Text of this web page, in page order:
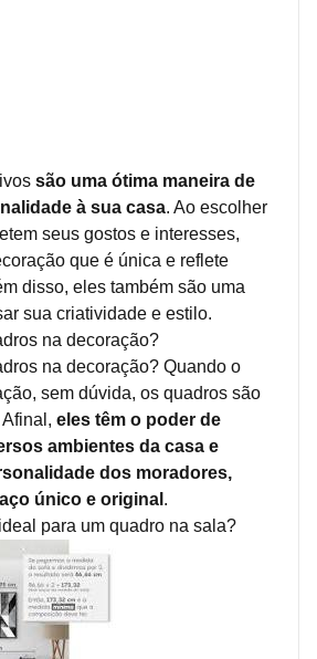
são uma ótima maneira de
à sua casa. Ao escolher
seus gostos e interesses,
que é única e reflete
disso, eles também são uma
sua criatividade e estilo.
na decoração?
na decoração? Quando o
sem dúvida, os quadros são
eles têm o poder de
ambientes da casa e
dos moradores,
único e original .
para um quadro na sala?